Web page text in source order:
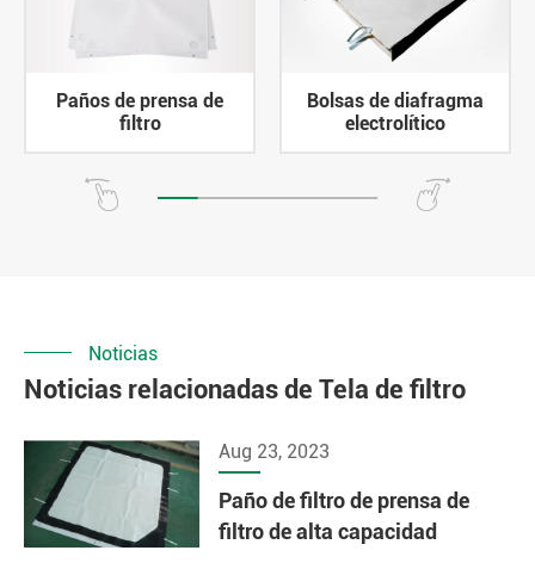
Paños de prensa de
filtro
Bolsas de diafragma
electrolítico
Noticias
Noticias relacionadas de Tela de filtro
Aug 23, 2023
Paño de filtro de prensa de
filtro de alta capacidad